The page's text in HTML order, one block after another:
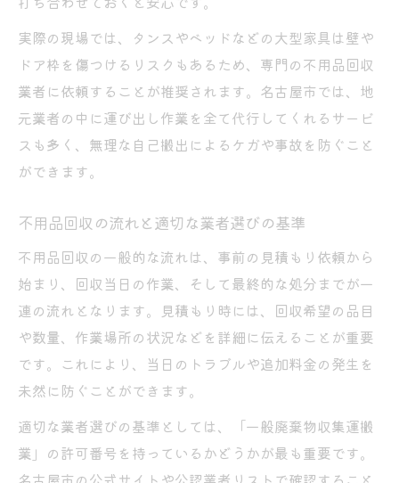
不用品回収と無料持ち込みの違いを解説
大型家具も無料で回収できる条件とは
不用品回収費用を抑える持ち込みのコツ
無料持ち込み時に必要な手続きポイント
リサイクル率重視の不用品回収選びとは
高リサイクル率を誇る不用品回収の特徴
不用品回収とリユースのメリット比較
リサイクル証明書がもらえる回収業者の探
し方
不用品回収でエコに貢献するポイント
名古屋市で不用品回収が注目される理由
名古屋市で不用品回収が選ばれる背景とは
不用品回収サービス普及の要因を解説
名古屋市の不用品回収需要が高い理由
実際の現場では、タンスやベッドなどの大型家具は壁や
ドア枠を傷つけるリスクもあるため、専門の不用品回収
業者に依頼することが推奨されます。名古屋市では、地
元業者の中に運び出し作業を全て代行してくれるサービ
スも多く、無理な自己搬出によるケガや事故を防ぐこと
ができます。
不用品回収の流れと適切な業者選びの基準
不用品回収の一般的な流れは、事前の見積もり依頼から
始まり、回収当日の作業、そして最終的な処分までが一
連の流れとなります。見積もり時には、回収希望の品目
や数量、作業場所の状況などを詳細に伝えることが重要
です。これにより、当日のトラブルや追加料金の発生を
未然に防ぐことができます。
適切な業者選びの基準としては、「一般廃棄物収集運搬
業」の許可番号を持っているかどうかが最も重要です。